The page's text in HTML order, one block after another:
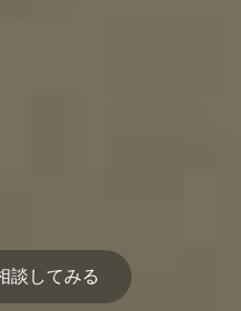
談してみる